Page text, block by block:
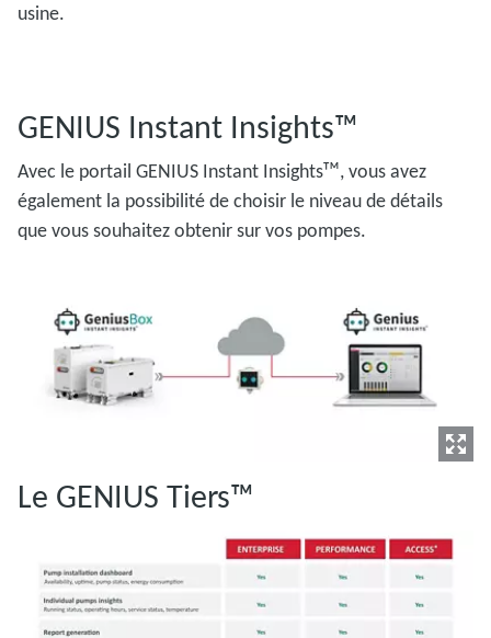
usine.
GENIUS Instant Insights™
Avec le portail GENIUS Instant Insightsᵀᴹ, vous avez
également la possibilité de choisir le niveau de détails
que vous souhaitez obtenir sur vos pompes.
Le GENIUS Tiers™